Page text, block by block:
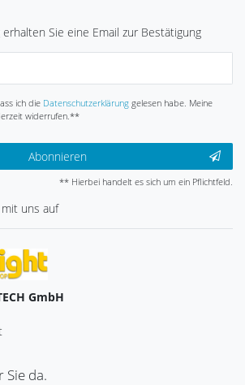
Sie eine Email zur Bestätigung
ich die Daten­schutz­erklärunggelesen habe. Meine
widerrufen.**
Abonnieren
** Hierbei handelt es sich um ein Pflichtfeld.
mit uns auf
GmbH
Sie da.